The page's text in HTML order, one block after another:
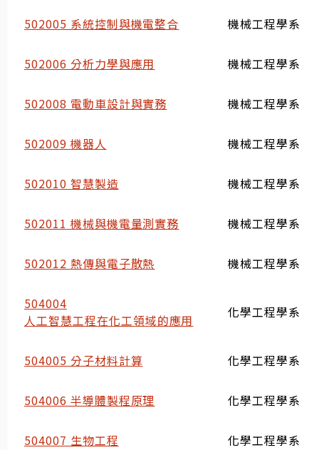
502005 系統控制與機電整合 機械工程學系
502006 分析力學與應用 機械工程學系
502008 電動車設計與實務 機械工程學系
502009 機器人 機械工程學系
502010 智慧製造 機械工程學系
502011 機械與機電量測實務 機械工程學系
502012 熱傳與電子散熱 機械工程學系
504004
人工智慧工程在化工領域的應用
化學工程學系
504005 分子材料計算 化學工程學系
504006 半導體製程原理 化學工程學系
504007 生物工程 化學工程學系